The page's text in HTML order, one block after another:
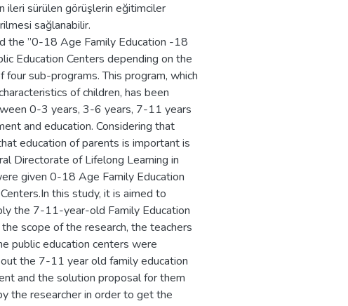
ileri sürülen görüşlerin eğitimciler
sağlanabilir.
the ”0-18 Age Family Education -18
Education Centers depending on the
sub-programs. This program, which
of children, has been
0-3 years, 3-6 years, 7-11 years
and education. Considering that
education of parents is important is
Directorate of Lifelong Learning in
given 0-18 Age Family Education
this study, it is aimed to
the 7-11-year-old Family Education
scope of the research, the teachers
public education centers were
the 7-11 year old family education
and the solution proposal for them
the researcher in order to get the